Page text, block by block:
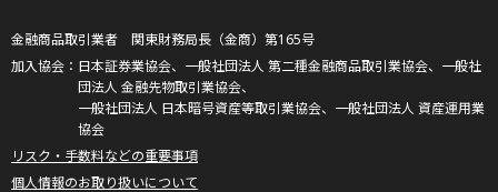
金融商品取引業者 関東財務局長（金商）第165号
日本証券業協会、一般社団法人 第二種金融商品取引業協会、一般社
団法人 金融先物取引業協会、
一般社団法人 日本暗号資産等取引業協会、一般社団法人 資産運用業
協会
リスク・手数料などの重要事項
個人情報のお取り扱いについて